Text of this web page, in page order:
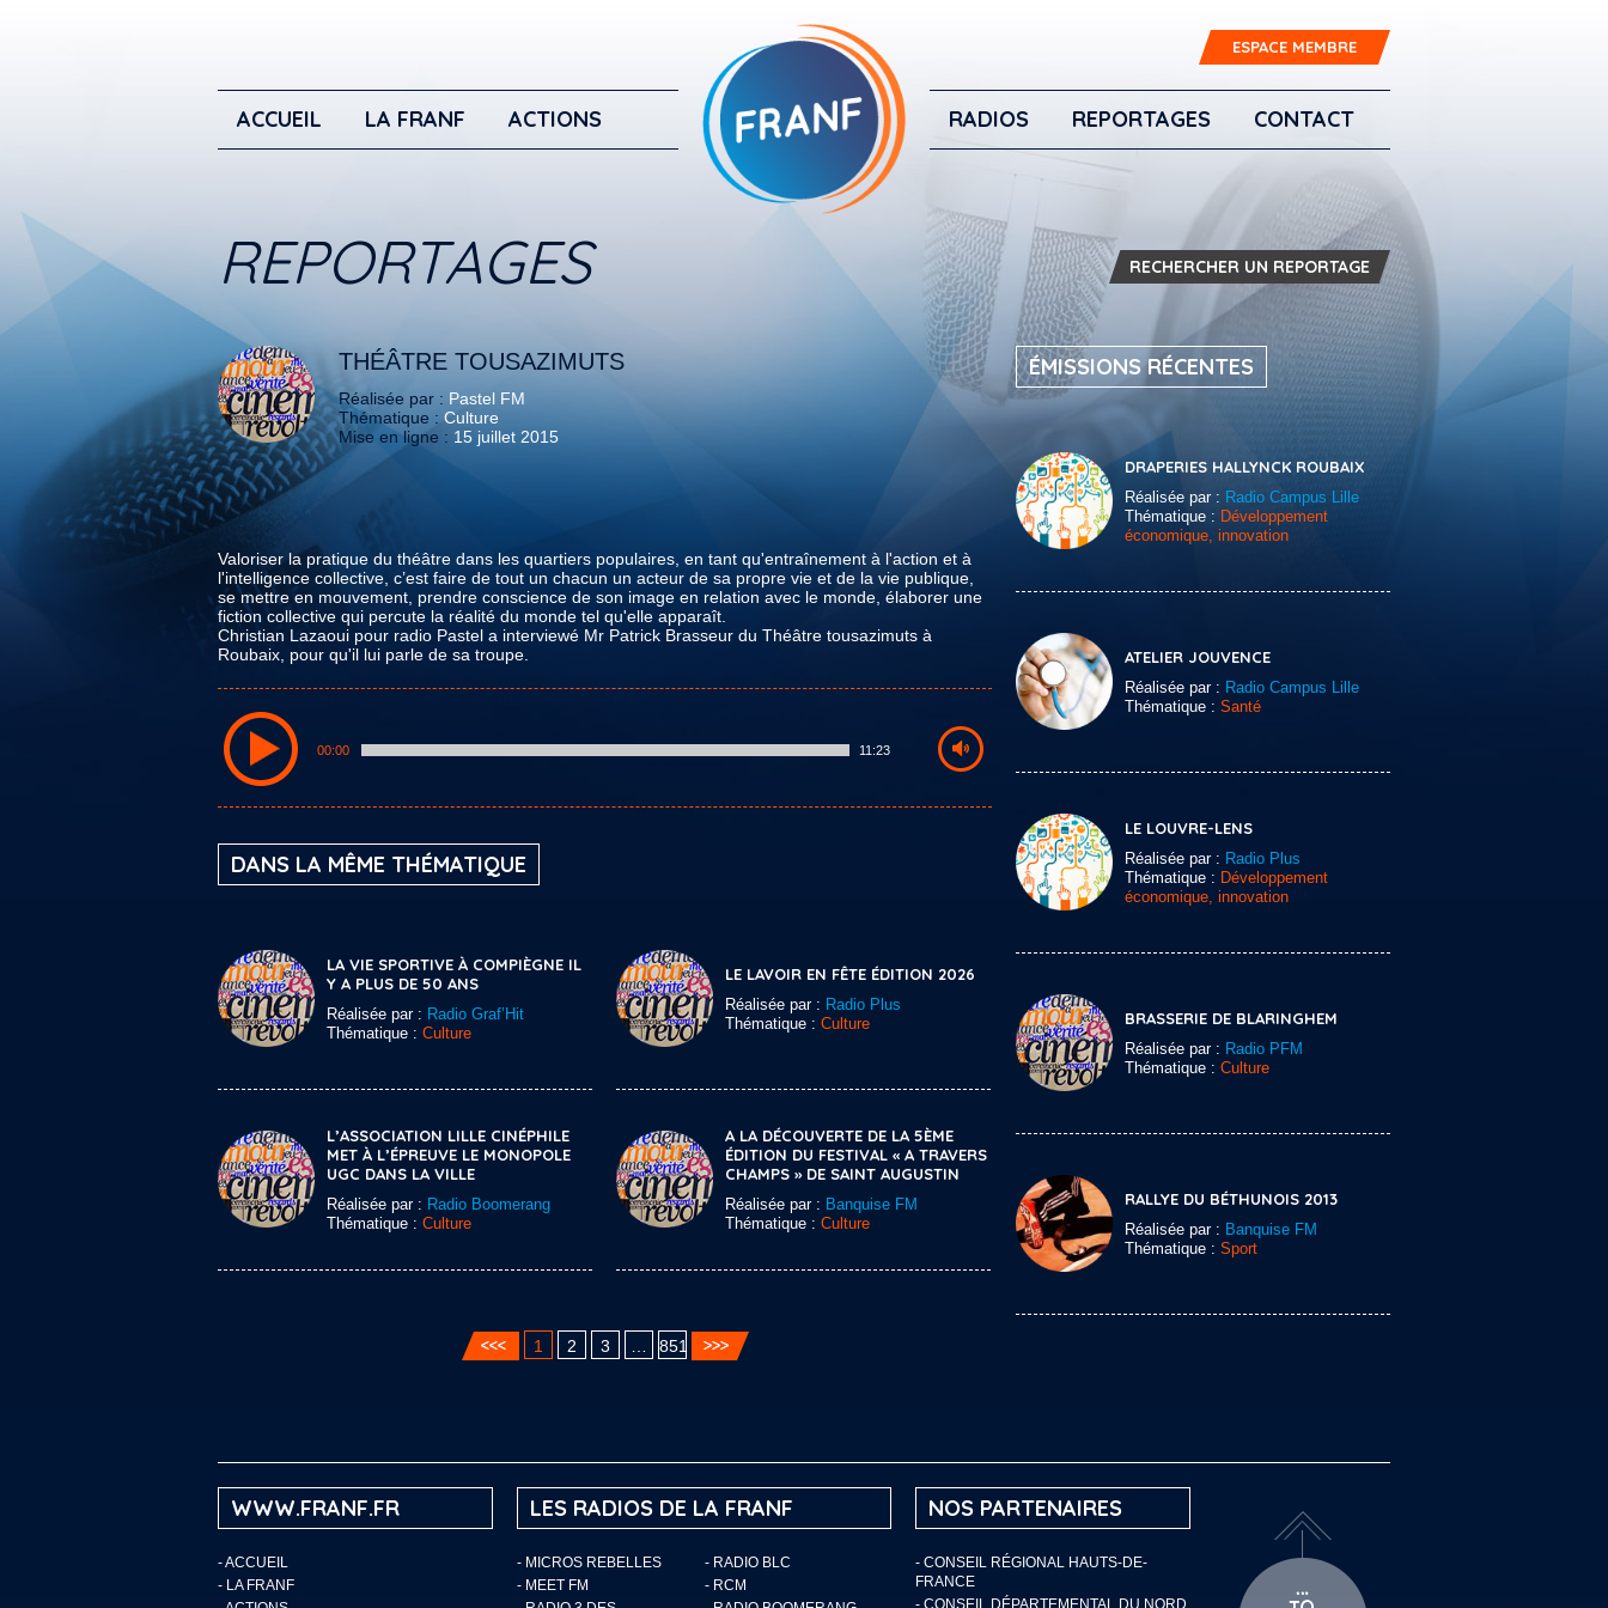
ESPACE MEMBRE
ACCUEIL LA FRANF ACTIONS RADIOS REPORTAGES CONTACT
REPORTAGES RECHERCHER UN REPORTAGE
THÉÂTRE TOUSAZIMUTS
Réalisée par : Pastel FM
Thématique : Culture
Mise en ligne : 15 juillet 2015
Valoriser la pratique du théâtre dans les quartiers populaires, en tant qu'entraînement à l'action et à
l'intelligence collective, c’est faire de tout un chacun un acteur de sa propre vie et de la vie publique,
se mettre en mouvement, prendre conscience de son image en relation avec le monde, élaborer une
fiction collective qui percute la réalité du monde tel qu'elle apparaît.
Christian Lazaoui pour radio Pastel a interviewé Mr Patrick Brasseur du Théâtre tousazimuts à
Roubaix, pour qu'il lui parle de sa troupe.
00:00 11:23
DANS LA MÊME THÉMATIQUE
LA VIE SPORTIVE À COMPIÈGNE IL
Y A PLUS DE 50 ANS
Réalisée par : Radio Graf’Hit
Thématique : Culture
LE LAVOIR EN FÊTE ÉDITION 2026
Réalisée par : Radio Plus
Thématique : Culture
L’ASSOCIATION LILLE CINÉPHILE
MET À L’ÉPREUVE LE MONOPOLE
UGC DANS LA VILLE
Réalisée par : Radio Boomerang
Thématique : Culture
A LA DÉCOUVERTE DE LA 5ÈME
ÉDITION DU FESTIVAL « A TRAVERS
CHAMPS » DE SAINT AUGUSTIN
Réalisée par : Banquise FM
Thématique : Culture
1 2 3 851
ÉMISSIONS RÉCENTES
DRAPERIES HALLYNCK ROUBAIX
Réalisée par : Radio Campus Lille
Thématique : Développement
économique, innovation
ATELIER JOUVENCE
Réalisée par : Radio Campus Lille
Thématique : Santé
LE LOUVRE-LENS
Réalisée par : Radio Plus
Thématique : Développement
économique, innovation
BRASSERIE DE BLARINGHEM
Réalisée par : Radio PFM
Thématique : Culture
RALLYE DU BÉTHUNOIS 2013
Réalisée par : Banquise FM
Thématique : Sport
WWW.FRANF.FR
-ACCUEIL
- LA FRANF
LES RADIOS DE LA FRANF
- MICROS REBELLES
- RADIO BLC
- MEET FM
- RCM
NOS PARTENAIRES
- CONSEIL RÉGIONAL HAUTS-DE-
FRANCE
- CONSEIL DÉPARTEMENTAL DU NORD